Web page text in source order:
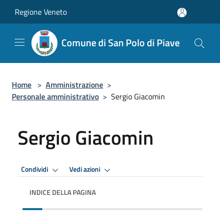
Regione Veneto
Comune di San Polo di Piave
Home > Amministrazione >
Personale amministrativo > Sergio Giacomin
Sergio Giacomin
Condividi Vedi azioni
INDICE DELLA PAGINA